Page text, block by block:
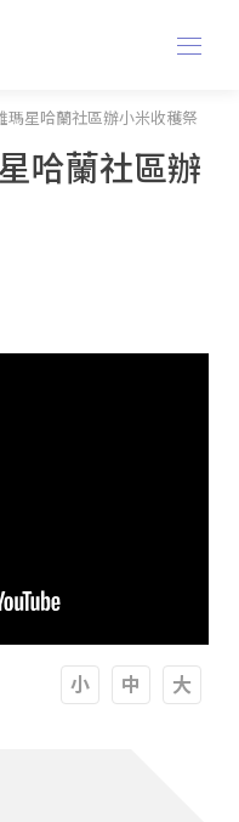
瑪星哈蘭社區辦小米收穫祭
哈蘭社區辦